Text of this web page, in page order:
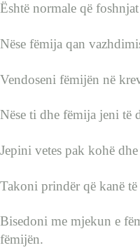
Është normale që
Nëse fëmija qan
Vendoseni fëmijën në
Nëse ti dhe fëmija jeni të
Jepini vetes pak kohë
Takoni prindër që kanë
Bisedoni me mjekun e
fëmijën.